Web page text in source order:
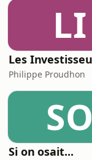
LI
Philippe Proudhon
SO
Si on osait...